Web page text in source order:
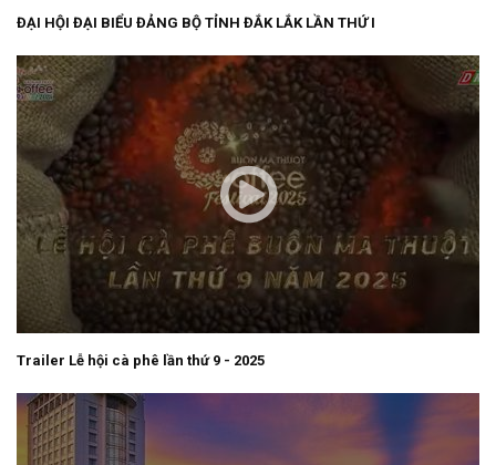
ĐẠI HỘI ĐẠI BIỂU ĐẢNG BỘ TỈNH ĐẮK LẮK LẦN THỨ I
Trailer Lễ hội cà phê lần thứ 9 - 2025